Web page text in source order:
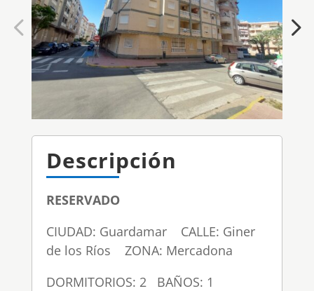
Descripción
RESERVADO
CIUDAD: Guardamar CALLE: Giner
de los Ríos ZONA: Mercadona
DORMITORIOS: 2 BAÑOS: 1